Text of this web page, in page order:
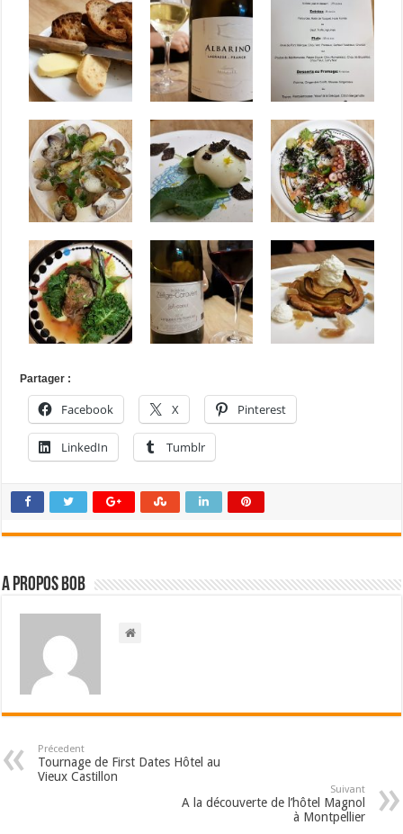
Partager :
Facebook X Pinterest
LinkedIn Tumblr
A propos bOb
Précedent
Tournage de First Dates Hôtel au
Vieux Castillon
Suivant
A la découverte de l’hôtel Magnol
à Montpellier